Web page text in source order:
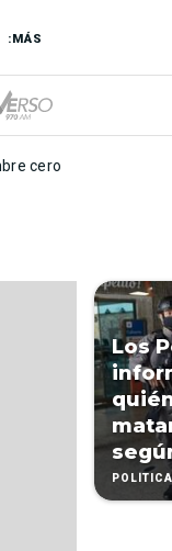
:MÁS
cero
Los
POLÍTICA